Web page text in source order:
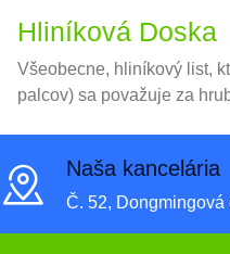
Hliníková Doska
Všeobecne, hliníkový list,
palcov) sa považuje za
Naša kancelária
Č. 52,